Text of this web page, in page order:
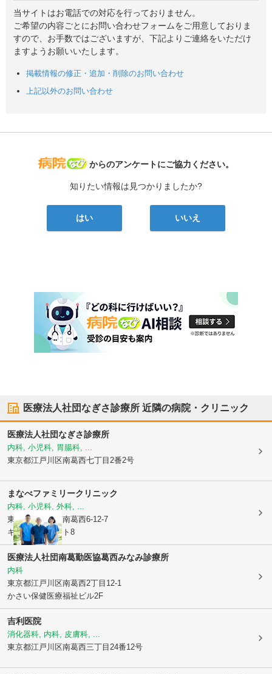
当サイトはお電話での対応を行っておりません。
ご希望の内容ごとにお問い合わせフォームをご用意しておりま
すので、お手数ではございますが、下記よりご連絡をいただけ
ますようお願いいたします。
掲載情報の修正・追加・削除のお問い合わせ
上記以外のお問い合わせ
病院なび
からのアンケートにご協力ください。
知りたい情報は見つかりましたか?
はい いいえ
医療法人社団なぎさ診療所 近隣の病院・クリニック
医療法人社団なぎさ診療所
内科, 小児科, 胃腸科, ...
東京都江戸川区南葛西七丁目2番2号
まなべファミリークリニック
内科, 小児科, 外科, ...
東京都江戸川区 南葛西6-12-7
キャピタルコート8
医療法人社団南葛勤医協葛西みなみ診療所
内科
東京都江戸川区南葛西2丁目12-1
かさい保健医療福祉ビル2F
吉利医院
消化器科, 内科, 皮膚科, ...
東京都江戸川区南葛西三丁目24番12号